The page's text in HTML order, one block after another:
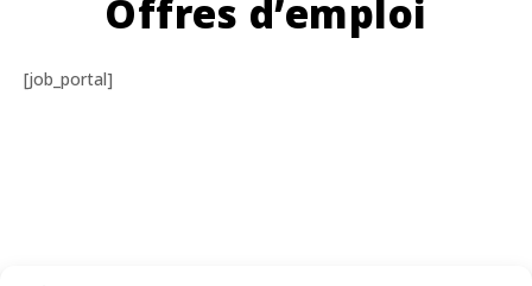
Offres d’emploi
[job_portal]